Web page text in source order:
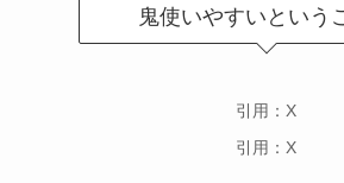
鬼使いやすいという
引用：X
引用：X